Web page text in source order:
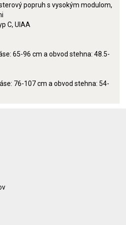
popruh s vysokým modulom,
C, UIAA
65-96 cm a obvod stehna: 48.5-
76-107 cm a obvod stehna: 54-